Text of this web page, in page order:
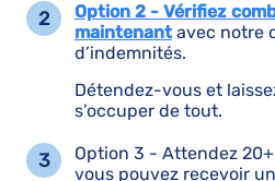
Option 2 - Vérifiez
maintenantavec notre
d’indemnités.
Détendez-vous et
s’occuper de tout.
Option 3 - Attendez
vous pouvez recevoir